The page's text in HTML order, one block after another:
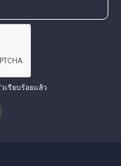
เรียบร้อยแล้ว